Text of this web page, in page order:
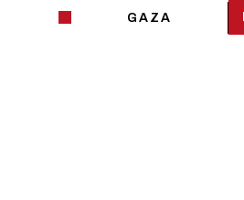
GAZA